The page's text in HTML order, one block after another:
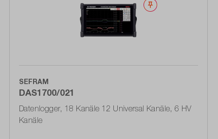
Merken
SEFRAM
DAS1700/021
Datenlogger, 18 Kanäle 12 Universal Kanäle, 6 HV
Kanäle